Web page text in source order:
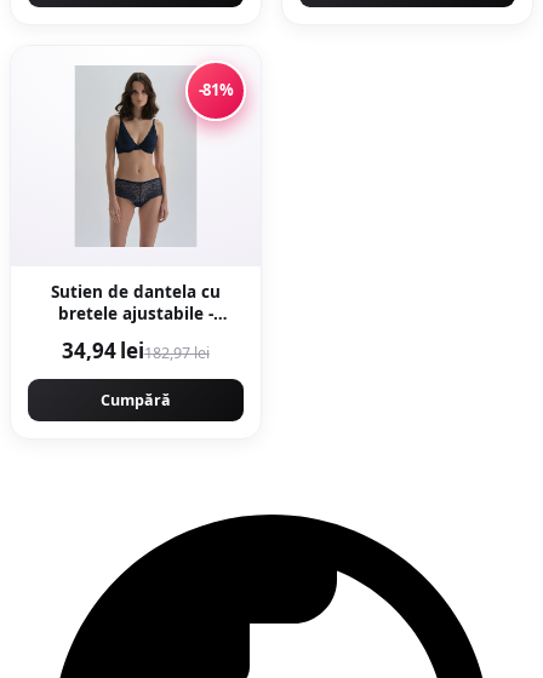
-81%
Sutien de dantela cu
bretele ajustabile -
34,94 lei182,97 lei
Cumpără